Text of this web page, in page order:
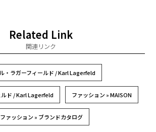
Related Link
関連リンク
・ラガーフィールド / Karl Lagerfeld
ド / Karl Lagerfeld ファッション » MAISON
ファッション » ブランドカタログ